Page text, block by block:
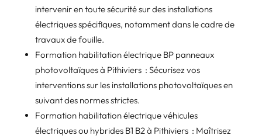
intervenir en toute sécurité sur des installations
électriques spécifiques, notamment dans le cadre de
travaux de fouille.
Formation habilitation électrique BP panneaux
photovoltaïques à Pithiviers : Sécurisez vos
interventions sur les installations photovoltaïques en
suivant des normes strictes.
Formation habilitation électrique véhicules
électriques ou hybrides B1 B2 à Pithiviers : Maîtrisez